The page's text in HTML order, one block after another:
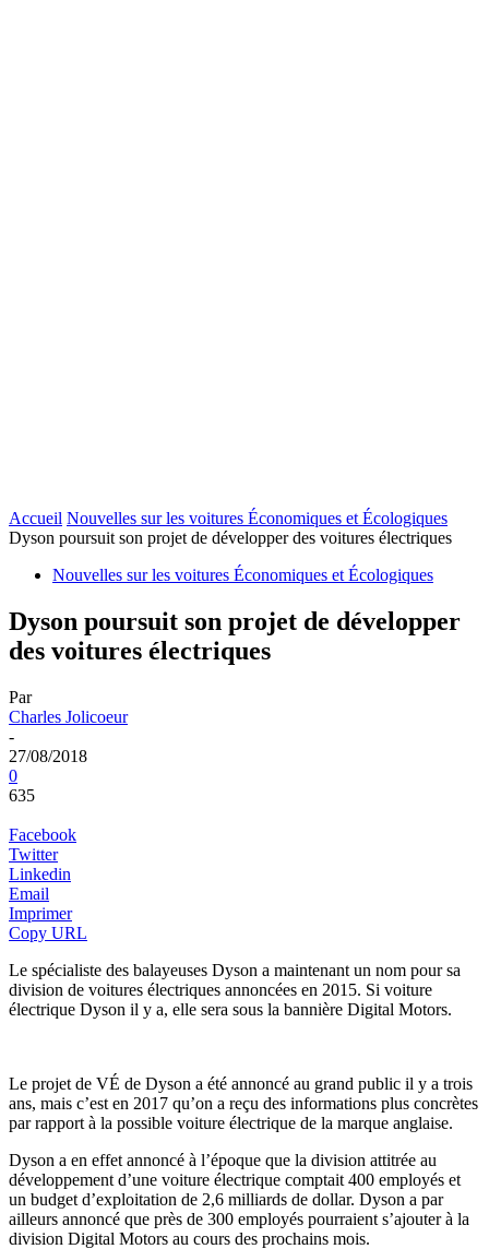
Accueil Nouvelles sur les voitures Économiques et Écologiques
Dyson poursuit son projet de développer des voitures électriques
Nouvelles sur les voitures Économiques et Écologiques
Dyson poursuit son projet de développer
des voitures électriques
Par
Charles Jolicoeur
-
27/08/2018
0
635
Facebook
Twitter
Linkedin
Email
Imprimer
Copy URL
Le spécialiste des balayeuses Dyson a maintenant un nom pour sa
division de voitures électriques annoncées en 2015. Si voiture
électrique Dyson il y a, elle sera sous la bannière Digital Motors.
Le projet de VÉ de Dyson a été annoncé au grand public il y a trois
ans, mais c’est en 2017 qu’on a reçu des informations plus concrètes
par rapport à la possible voiture électrique de la marque anglaise.
Dyson a en effet annoncé à l’époque que la division attitrée au
développement d’une voiture électrique comptait 400 employés et
un budget d’exploitation de 2,6 milliards de dollar. Dyson a par
ailleurs annoncé que près de 300 employés pourraient s’ajouter à la
division Digital Motors au cours des prochains mois.